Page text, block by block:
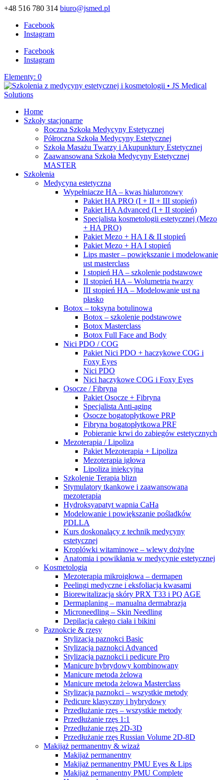
+48 516 780 314 biuro@jsmed.pl
Facebook
Instagram
Facebook
Instagram
Elementy: 0
Home
Szkoły stacjonarne
Roczna Szkoła Medycyny Estetycznej
Półroczna Szkoła Medycyny Estetycznej
Szkoła Masażu Twarzy i Akupunktury Estetycznej
Zaawansowana Szkoła Medycyny Estetycznej
MASTER
Szkolenia
Medycyna estetyczna
Wypełniacze HA – kwas hialuronowy
Pakiet HA PRO (I + II + III stopień)
Pakiet HA Advanced (I + II stopień)
Specjalista kosmetologii estetycznej (Mezo
+ HA PRO)
Pakiet Mezo + HA I & II stopień
Pakiet Mezo + HA I stopień
Lips master – powiększanie i modelowanie
ust masterclass
I stopień HA – szkolenie podstawowe
II stopień HA – Wolumetria twarzy
III stopień HA – Modelowanie ust na
płasko
Botox – toksyna botulinowa
Botox – szkolenie podstawowe
Botox Masterclass
Botox Full Face and Body
Nici PDO / COG
Pakiet Nici PDO + haczykowe COG i
Foxy Eyes
Nici PDO
Nici haczykowe COG i Foxy Eyes
Osocze / Fibryna
Pakiet Osocze + Fibryna
Specjalista Anti-aging
Osocze bogatopłytkowe PRP
Fibryna bogatopłytkowa PRF
Pobieranie krwi do zabiegów estetycznych
Mezoterapia / Lipoliza
Pakiet Mezoterapia + Lipoliza
Mezoterapia igłowa
Lipoliza iniekcyjna
Szkolenie Terapia blizn
Stymulatory tkankowe i zaawansowana
mezoterapia
Hydroksyapatyt wapnia CaHa
Modelowanie i powiększanie pośladków
PDLLA
Kurs doskonalący z technik medycyny
estetycznej
Kroplówki witaminowe – wlewy dożylne
Anatomia i powikłania w medycynie estetycznej
Kosmetologia
Mezoterapia mikroigłowa – dermapen
Peelingi medyczne i eksfoliacja kwasami
Biorewitalizacja skóry PRX T33 i PQ AGE
Dermaplaning – manualna dermabrazja
Microneedling – Skin Needling
Depilacja całego ciała i bikini
Paznokcie & rzęsy
Stylizacja paznokci Basic
Stylizacja paznokci Advanced
Stylizacja paznokci i pedicure Pro
Manicure hybrydowy kombinowany
Manicure metoda żelowa
Manicure metoda żelowa Masterclass
Stylizacja paznokci – wszystkie metody
Pedicure klasyczny i hybrydowy
Przedłużanie rzęs – wszystkie metody
Przedłużanie rzęs 1:1
Przedłużanie rzęs 2D-3D
Przedłużanie rzęs Russian Volume 2D-8D
Makijaż permanentny & wizaż
Makijaż permanentny
Makijaż permanentny PMU Eyes & Lips
Makijaż permanentny PMU Complete